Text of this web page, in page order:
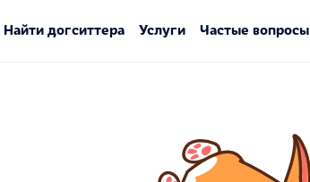
Найти догситтера Услуги Частые вопросы